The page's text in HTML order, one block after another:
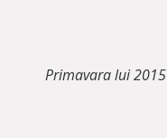
Primavara lui 2015